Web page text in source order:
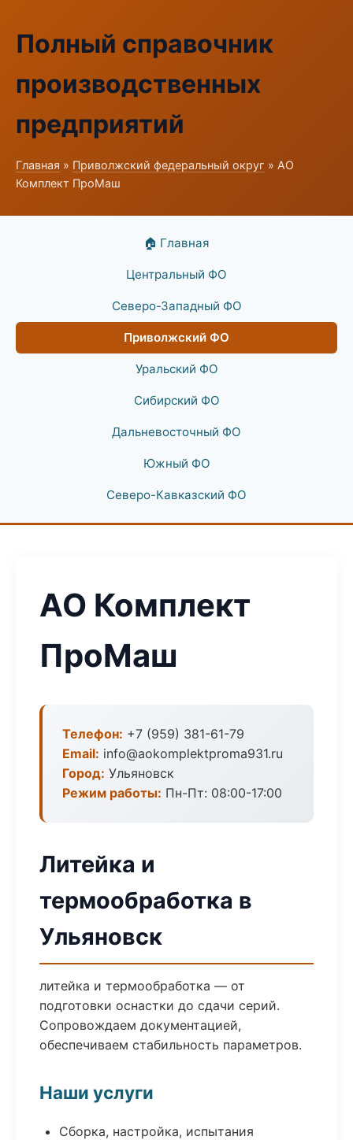
Полный справочник
производственных
предприятий
Главная » Приволжский федеральный округ » АО
Комплект ПроМаш
🏠 Главная
Центральный ФО
Северо-Западный ФО
Приволжский ФО
Уральский ФО
Сибирский ФО
Дальневосточный ФО
Южный ФО
Северо-Кавказский ФО
АО Комплект
ПроМаш
Телефон: +7 (959) 381-61-79
Email: info@aokomplektproma931.ru
Город: Ульяновск
Режим работы: Пн-Пт: 08:00-17:00
Литейка и
термообработка в
Ульяновск
литейка и термообработка — от
подготовки оснастки до сдачи серий.
Сопровождаем документацией,
обеспечиваем стабильность параметров.
Наши услуги
Сборка, настройка, испытания